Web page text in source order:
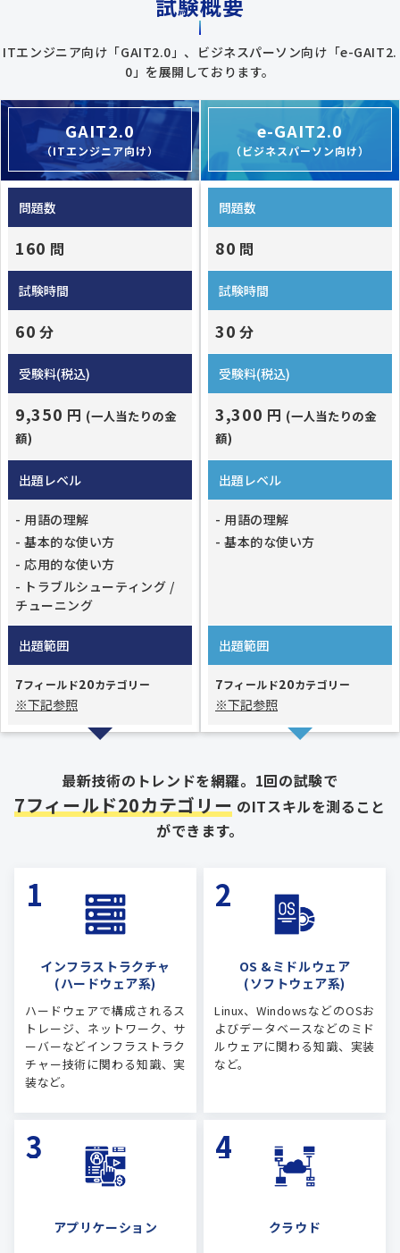
ITエンジニア向け「GAIT2.0」、ビジネスパーソン向け「e-GAIT2.
0」を展開しております。
GAIT2.0
（ITエンジニア向け）
問題数
160 問
試験時間
60 分
受験料(税込)
9,350 円 (一人当たりの金
額)
出題レベル
- 用語の理解
- 基本的な使い方
- 応用的な使い方
- トラブルシューティング /
チューニング
出題範囲
7フィールド20カテゴリー
※下記参照
e-GAIT2.0
（ビジネスパーソン向け）
問題数
80 問
試験時間
30 分
受験料(税込)
3,300 円 (一人当たりの金
額)
出題レベル
- 用語の理解
- 基本的な使い方
出題範囲
7フィールド20カテゴリー
※下記参照
最新技術のトレンドを網羅。1回の試験で
7フィールド20カテゴリー のITスキルを測ること
ができます。
インフラストラクチャ
(ハードウェア系)
ハードウェアで構成されるス
トレージ、ネットワーク、サ
ーバーなどインフラストラク
チャー技術に関わる知識、実
装など。
OS &ミドルウェア
(ソフトウェア系)
Linux、WindowsなどのOSお
よびデータベースなどのミド
ルウェアに関わる知識、実装
など。
アプリケーション クラウド